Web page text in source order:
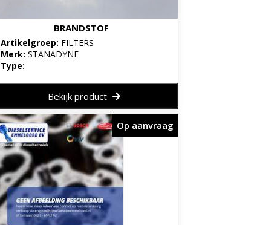
BRANDSTOF
Artikelgroep: FILTERS
Merk:STANADYNE
Type:
Bekijk product
Op aanvraag